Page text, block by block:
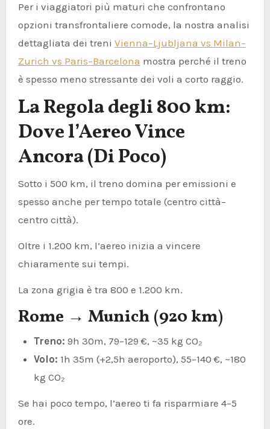
Per i viaggiatori più maturi che confrontano
opzioni transfrontaliere comode, la nostra analisi
dettagliata dei treni Vienna–Ljubljana vs Milan–
Zurich vs Paris–Barcelona mostra perché il treno
è spesso meno stressante dei voli a corto raggio.
La Regola degli 800 km:
Dove l’Aereo Vince
Ancora (Di Poco)
Sotto i 500 km, il treno domina per emissioni e
spesso anche per tempo totale (centro città–
centro città).
Oltre i 1.200 km, l’aereo inizia a vincere
chiaramente sui tempi.
La zona grigia è tra 800 e 1.200 km.
Rome → Munich (920 km)
Treno: 9h 30m, 79–129 €, ~35 kg CO₂
Volo: 1h 35m (+2,5h aeroporto), 55–140 €, ~180
kg CO₂
Se hai poco tempo, l’aereo ti fa risparmiare 4–5
ore.